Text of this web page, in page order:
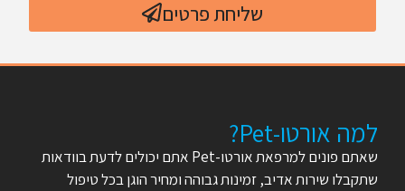
שליחת פרטים
למה אורטו-Pet?
שאתם פונים למרפאת אורטו-Pet אתם יכולים לדעת בוודאות
שתקבלו שירות אדיב, זמינות גבוהה ומחיר הוגן בכל טיפול